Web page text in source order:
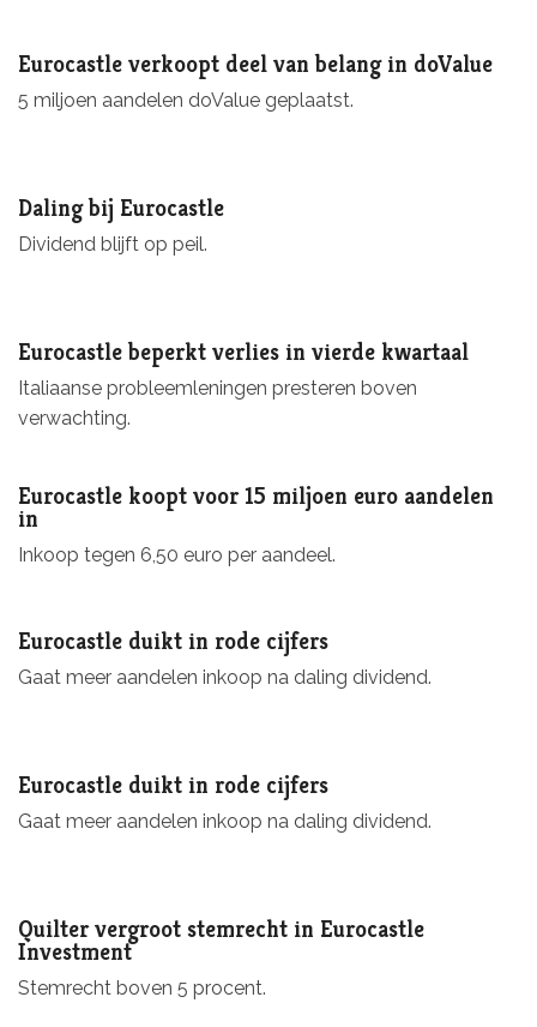
Eurocastle verkoopt deel van belang in doValue
5 miljoen aandelen doValue geplaatst.
Daling bij Eurocastle
Dividend blijft op peil.
Eurocastle beperkt verlies in vierde kwartaal
Italiaanse probleemleningen presteren boven
verwachting.
Eurocastle koopt voor 15 miljoen euro aandelen
in
Inkoop tegen 6,50 euro per aandeel.
Eurocastle duikt in rode cijfers
Gaat meer aandelen inkoop na daling dividend.
Eurocastle duikt in rode cijfers
Gaat meer aandelen inkoop na daling dividend.
Quilter vergroot stemrecht in Eurocastle
Investment
Stemrecht boven 5 procent.